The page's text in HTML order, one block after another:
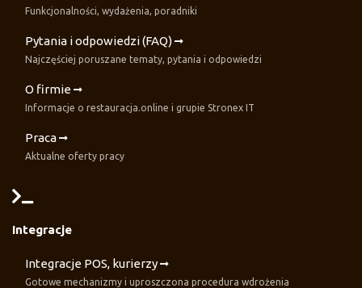
Funkcjonalności, wydażenia, poradniki
Pytania i odpowiedzi (FAQ)
Najczęściej poruszane tematy, pytania i odpowiedzi
O firmie
Informacje o restauracja.online i grupie Stronex IT
Praca
Aktualne oferty pracy
Integracje
Integracje POS, kurierzy
Gotowe mechanizmy i uproszczona procedura wdrożenia